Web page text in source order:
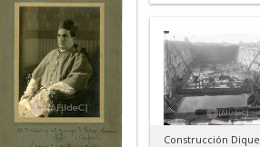
Construcción Dique